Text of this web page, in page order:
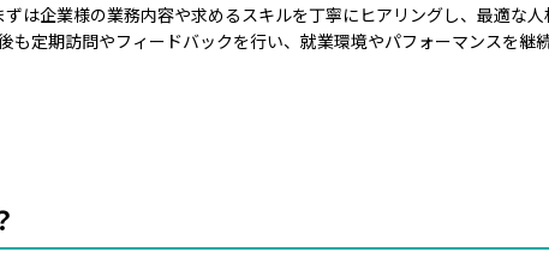
は企業様の業務内容や求めるスキルを丁寧にヒアリングし、最適な
定期訪問やフィードバックを行い、就業環境やパフォーマンスを継